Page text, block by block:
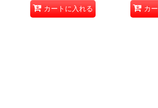
カートに入れる カ